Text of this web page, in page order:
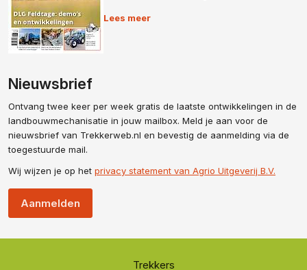
Lees meer
Nieuwsbrief
Ontvang twee keer per week gratis de laatste ontwikkelingen in de
landbouwmechanisatie in jouw mailbox. Meld je aan voor de
nieuwsbrief van Trekkerweb.nl en bevestig de aanmelding via de
toegestuurde mail.
Wij wijzen je op het privacy statement van Agrio Uitgeverij B.V.
Aanmelden
Trekkers